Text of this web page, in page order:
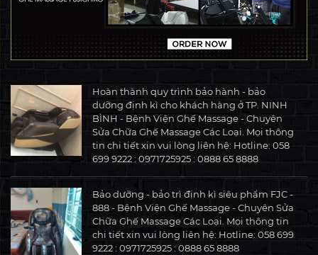
Hoàn thành quy trình bảo hành - bảo
dưỡng định kì cho khách hàng ở TP. NINH
BÌNH - Bệnh Viện Ghế Massage - Chuyên
Sửa Chữa Ghế Massage Các Loại. Mọi thông
tin chi tiết xin vui lòng liên hệ: Hotline: 058
699 9222 : 0971725925 : 0888 65 8888
Bảo dưỡng - bảo trì định kì siêu phẩm FJC -
888 - Bệnh Viện Ghế Massage - Chuyên Sửa
Chữa Ghế Massage Các Loại. Mọi thông tin
chi tiết xin vui lòng liên hệ: Hotline: 058 699
9222 : 0971725925 : 0888 65 8888